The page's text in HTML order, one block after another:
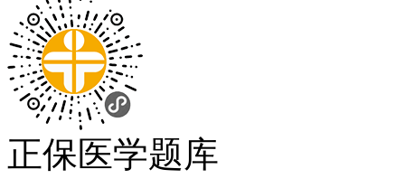
正保医学题库